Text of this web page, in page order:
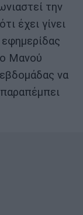
την
έχει γίνει
Μανού
να